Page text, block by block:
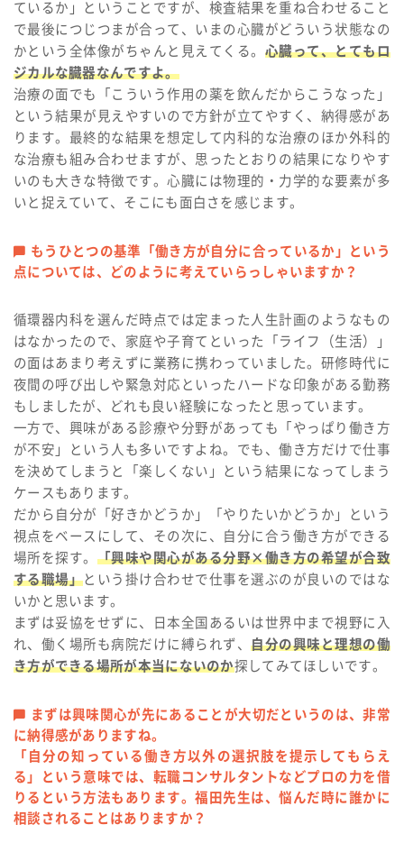
ているか」ということですが、検査結果を重ね合わせること
で最後につじつまが合って、いまの心臓がどういう状態なの
かという全体像がちゃんと見えてくる。 心臓って、とてもロ
ジカルな臓器なんですよ。
治療の面でも「こういう作用の薬を飲んだからこうなった」
という結果が見えやすいので方針が立てやすく、納得感があ
ります。最終的な結果を想定して内科的な治療のほか外科的
な治療も組み合わせますが、思ったとおりの結果になりやす
いのも大きな特徴です。心臓には物理的・力学的な要素が多
いと捉えていて、そこにも面白さを感じます。
もうひとつの基準「働き方が自分に合っているか」という
点については、どのように考えていらっしゃいますか？
循環器内科を選んだ時点では定まった人生計画のようなもの
はなかったので、家庭や子育てといった「ライフ（生活）」
の面はあまり考えずに業務に携わっていました。研修時代に
夜間の呼び出しや緊急対応といったハードな印象がある勤務
もしましたが、どれも良い経験になったと思っています。
一方で、興味がある診療や分野があっても「やっぱり働き方
が不安」という人も多いですよね。でも、働き方だけで仕事
を決めてしまうと「楽しくない」という結果になってしまう
ケースもあります。
だから自分が「好きかどうか」「やりたいかどうか」という
視点をベースにして、その次に、自分に合う働き方ができる
場所を探す。 「興味や関心がある分野×働き方の希望が合致
する職場」という掛け合わせで仕事を選ぶのが良いのではな
いかと思います。
まずは妥協をせずに、日本全国あるいは世界中まで視野に入
れ、働く場所も病院だけに縛られず、自分の興味と理想の働
き方ができる場所が本当にないのか探してみてほしいです。
まずは興味関心が先にあることが大切だというのは、非常
に納得感がありますね。
「自分の知っている働き方以外の選択肢を提示してもらえ
る」という意味では、転職コンサルタントなどプロの力を借
りるという方法もあります。福田先生は、悩んだ時に誰かに
相談されることはありますか？